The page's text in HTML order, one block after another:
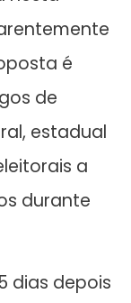
é
de
estadual
a
durante
dias depois